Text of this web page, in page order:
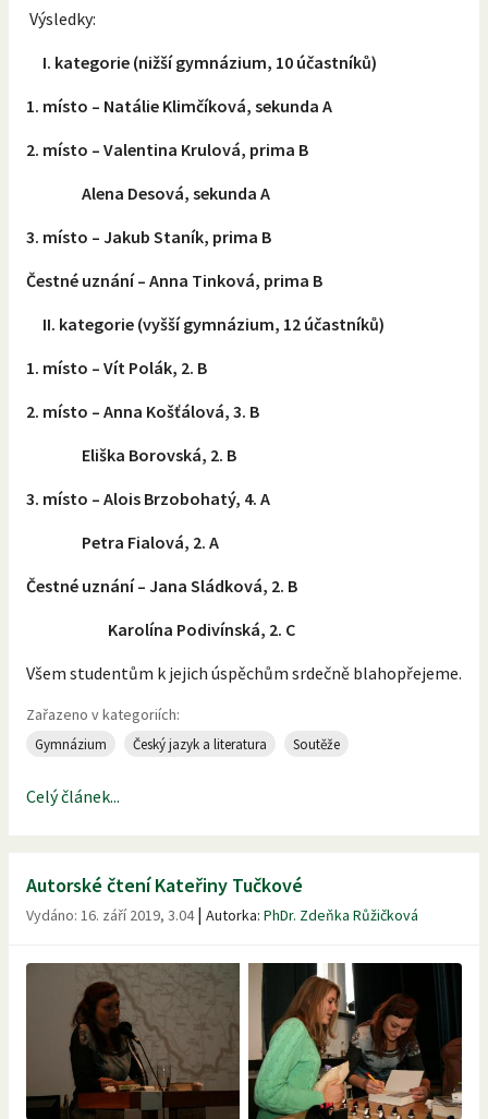
Výsledky:
I. kategorie (nižší gymnázium, 10 účastníků)
1. místo – Natálie Klimčíková, sekunda A
2. místo – Valentina Krulová, prima B
Alena Desová, sekunda A
3. místo – Jakub Staník, prima B
Čestné uznání – Anna Tinková, prima B
II. kategorie (vyšší gymnázium, 12 účastníků)
1. místo – Vít Polák, 2. B
2. místo – Anna Košťálová, 3. B
Eliška Borovská, 2. B
3. místo – Alois Brzobohatý, 4. A
Petra Fialová, 2. A
Čestné uznání – Jana Sládková, 2. B
Karolína Podivínská, 2. C
Všem studentům k jejich úspěchům srdečně blahopřejeme.
Zařazeno v kategoriích:
Gymnázium Český jazyk a literatura Soutěže
Celý článek...
Autorské čtení Kateřiny Tučkové
Vydáno: 16. září 2019, 3.04| Autorka: PhDr. Zdeňka Růžičková